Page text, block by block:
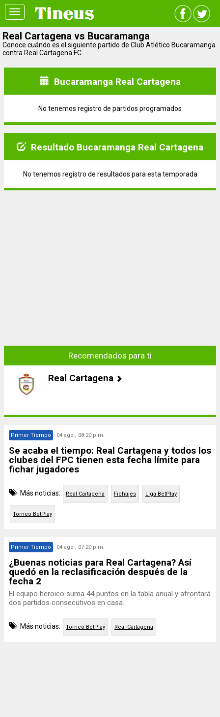
Toggle
navigation
Real Cartagena vs Bucaramanga
Conoce cuándo es el siguiente partido de Club Atlético Bucaramanga
contra Real Cartagena FC
Bucaramanga Real Cartagena
No tenemos registro de partidos programados
Resultado Bucaramanga Real Cartagena
No tenemos registro de resultados para esta temporada
Recomendados para ti
Real Cartagena
Primer Tiempo 04 ago., 08:20 p.m.
Se acaba el tiempo: Real Cartagena y todos los
clubes del FPC tienen esta fecha límite para
fichar jugadores
Más noticias: Real Cartagena Fichajes Liga BetPlay
Torneo BetPlay
Primer Tiempo 04 ago., 07:20 p.m.
¿Buenas noticias para Real Cartagena? Así
quedó en la reclasificación después de la
fecha 2
El equipo heroico suma 44 puntos en la tabla anual y afrontará
dos partidos consecutivos en casa.
Más noticias: Torneo BetPlay Real Cartagena